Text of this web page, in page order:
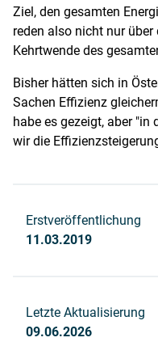
Ziel, den gesamten
reden also nicht nur
Kehrtwende des
Bisher hätten sich in
Sachen Effizienz
habe es gezeigt, aber "in
wir die
Erstveröffentlichung
11.03.2019
Letzte Aktualisierung
09.06.2026